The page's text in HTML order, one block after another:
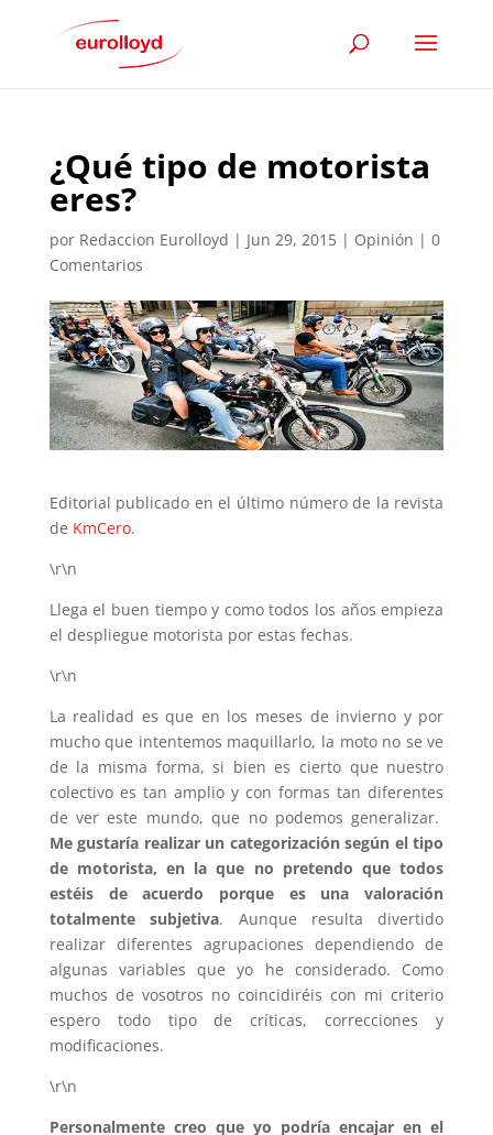
¿Qué tipo de motorista
eres?
por Redaccion Eurolloyd | Jun 29, 2015| Opinión | 0
Comentarios
Editorial publicado en el último número de la revista
de KmCero.
\r\n
Llega el buen tiempo y como todos los años empieza
el despliegue motorista por estas fechas.
\r\n
La realidad es que en los meses de invierno y por
mucho que intentemos maquillarlo, la moto no se ve
de la misma forma, si bien es cierto que nuestro
colectivo es tan amplio y con formas tan diferentes
de ver este mundo, que no podemos generalizar.
Me gustaría realizar un categorización según el tipo
de motorista, en la que no pretendo que todos
estéis de acuerdo porque es una valoración
totalmente subjetiva. Aunque resulta divertido
realizar diferentes agrupaciones dependiendo de
algunas variables que yo he considerado. Como
muchos de vosotros no coincidiréis con mi criterio
espero todo tipo de críticas, correcciones y
modificaciones.
\r\n
Personalmente creo que yo podría encajar en el